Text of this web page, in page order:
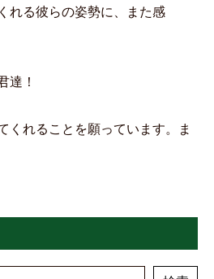
れる彼らの姿勢に、また感
達！
くれることを願っています。ま